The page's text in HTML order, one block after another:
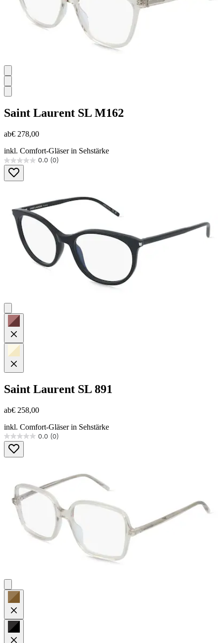
Saint Laurent SL M162
ab€ 278,00
inkl. Comfort-Gläser in Sehstärke
0.0 (0)
0.0
von
5
Saint Laurent SL 891
ab€ 258,00
inkl. Comfort-Gläser in Sehstärke
0.0 (0)
0.0
von
5